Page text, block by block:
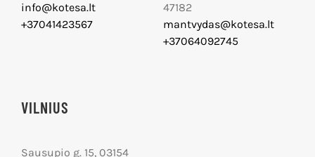
info@kotesa.lt
+37041423567
47182
mantvydas@kotesa.lt
+37064092745
VILNIUS
Sausupio g. 15, 03154